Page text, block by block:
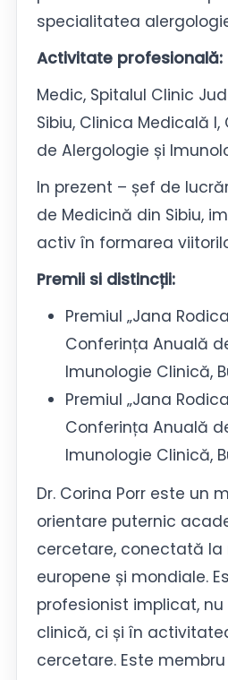
specialitatea
Activitate profesională:
Medic, Spitalul Clinic
Sibiu, Clinica Medicală
de Alergologie și
In prezent – șef de
de Medicină din Sibiu,
activ în formarea
Premii si distincții:
Premiul „Jana
Conferința Anuală
Imunologie Clinică,
Premiul „Jana
Conferința Anuală
Imunologie Clinică,
Dr. Corina Porr este un
orientare puternic
cercetare, conectată la
europene și mondiale.
profesionist implicat,
clinică, ci și în
cercetare. Este